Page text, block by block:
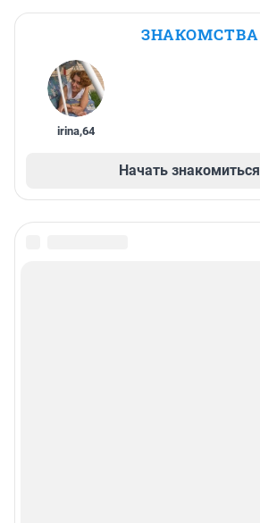
ЗНАКОМСТВА
irina,64
Начать знакомиться